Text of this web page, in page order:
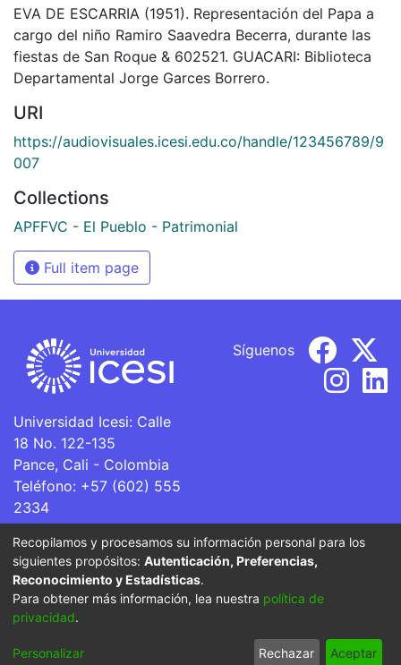
EVA DE ESCARRIA (1951). Representación del Papa a
cargo del niño Ramiro Saavedra Becerra, durante las
fiestas de San Roque & 602521. GUACARI: Biblioteca
Departamental Jorge Garces Borrero.
URI
https://audiovisuales.icesi.edu.co/handle/123456789/9
007
Collections
APFFVC - El Pueblo - Patrimonial
Full item page
Universidad Icesi: Calle
18 No. 122-135
Pance, Cali - Colombia
Teléfono: +57 (602) 555
2334
ventanillaunica@icesi.edu.co
Síguenos
La Universidad Icesi es una Institución de Educación
Superior que se encuentra sujeta a inspección y vigilancia
por parte del Ministerio de Educación Nacional.
Cookie
End User
Send
Recopilamos y procesamos su información personal para los
siguientes propósitos: Autenticación, Preferencias,
Reconocimiento y Estadísticas.
Para obtener más información, lea nuestra política de
privacidad.
Personalizar Rechazar Aceptar